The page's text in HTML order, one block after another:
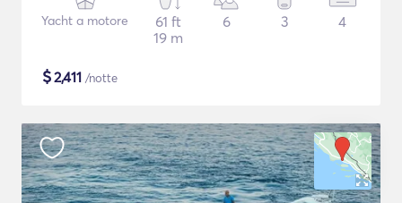
Yacht a motore
61 ft
19 m
6 3 4
$2,411 /notte